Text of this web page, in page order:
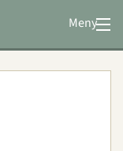
Meny